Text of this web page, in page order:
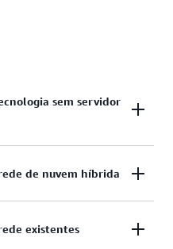
sem servidor
para atender à
de nuvem híbrida
e em recursos on-
existentes